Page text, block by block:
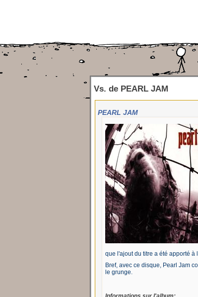
Vs. de PEARL JAM
PEARL JAM
que l'ajout du titre a été apporté à
Bref, avec ce disque, Pearl Jam
le grunge.